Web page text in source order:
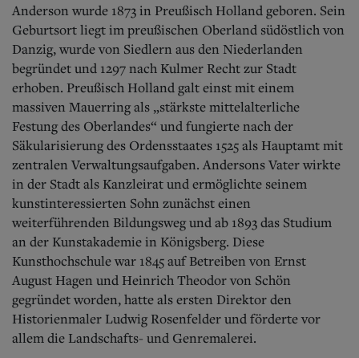
Anderson wurde 1873 in Preußisch Holland geboren. Sein
Geburtsort liegt im preußischen Oberland südöstlich von
Danzig, wurde von Siedlern aus den Niederlanden
begründet und 1297 nach Kulmer Recht zur Stadt
erhoben. Preußisch Holland galt einst mit einem
massiven Mauerring als „stärkste mittelalterliche
Festung des Oberlandes“ und fungierte nach der
Säkularisierung des Ordensstaates 1525 als Hauptamt mit
zentralen Verwaltungsaufgaben. Andersons Vater wirkte
in der Stadt als Kanzleirat und ermöglichte seinem
kunstinteressierten Sohn zunächst einen
weiterführenden Bildungsweg und ab 1893 das Studium
an der Kunstakademie in Königsberg. Diese
Kunsthochschule war 1845 auf Betreiben von Ernst
August Hagen und Heinrich Theodor von Schön
gegründet worden, hatte als ersten Direktor den
Historienmaler Ludwig Rosenfelder und förderte vor
allem die Landschafts- und Genremalerei.